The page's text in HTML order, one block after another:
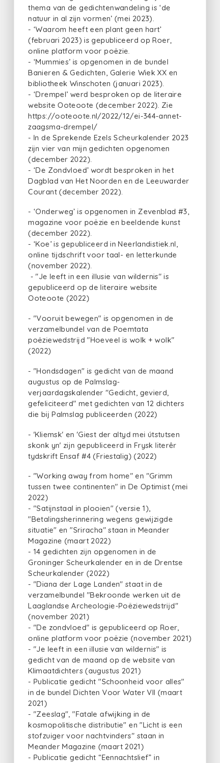
thema van de gedichtenwandeling is ‘de
natuur in al zijn vormen’ (mei 2023).
- ‘Waarom heeft een plant geen hart’
(februari 2023) is gepubliceerd op Roer,
online platform voor poëzie.
- ‘Mummies’ is opgenomen in de bundel
Banieren & Gedichten, Galerie Wiek XX en
bibliotheek Winschoten (januari 2023).
- ‘Drempel’ werd besproken op de literaire
website Ooteoote (december 2022). Zie
https://ooteoote.nl/2022/12/ei-344-annet-
zaagsma-drempel/
- In de Sprekende Ezels Scheurkalender 2023
zijn vier van mijn gedichten opgenomen
(december 2022).
- ‘De Zondvloed’ wordt besproken in het
Dagblad van Het Noorden en de Leeuwarder
Courant (december 2022).
- ‘Onderweg’ is opgenomen in Zevenblad #3,
magazine voor poëzie en beeldende kunst
(december 2022).
- ‘Koe’ is gepubliceerd in Neerlandistiek.nl,
online tijdschrift voor taal- en letterkunde
(november 2022).
- "Je leeft in een illusie van wildernis" is
gepubliceerd op de literaire website
Ooteoote (2022)
- "Vooruit bewegen" is opgenomen in de
verzamelbundel van de Poemtata
poëziewedstrijd "Hoeveel is wolk + wolk"
(2022)
- "Hondsdagen" is gedicht van de maand
augustus op de Palmslag-
verjaardagskalender "Gedicht, gevierd,
gefeliciteerd" met gedichten van 12 dichters
die bij Palmslag publiceerden (2022)
- 'Kliemsk' en 'Giest der altyd mei útstutsen
skonk yn' zijn gepubliceerd in Frysk literêr
tydskrift Ensaf #4 (Friestalig) (2022)
- "Working away from home" en "Grimm
tussen twee continenten" in De Optimist (mei
2022)
- "Satijnstaal in plooien" (versie 1),
"Betalingsherinnering wegens gewijzigde
situatie" en "Sriracha" staan in Meander
Magazine (maart 2022)
- 14 gedichten zijn opgenomen in de
Groninger Scheurkalender en in de Drentse
Scheurkalender (2022)
- "Diana der Lage Landen" staat in de
verzamelbundel "Bekroonde werken uit de
Laaglandse Archeologie-Poëziewedstrijd"
(november 2021)
- "De zondvloed" is gepubliceerd op Roer,
online platform voor poëzie (november 2021)
- "Je leeft in een illusie van wildernis" is
gedicht van de maand op de website van
Klimaatdichters (augustus 2021)
- Publicatie gedicht "Schoonheid voor alles"
in de bundel Dichten Voor Water VII (maart
2021)
- "Zeeslag", "Fatale afwijking in de
kosmopolitische distributie" en "Licht is een
stofzuiger voor nachtvinders" staan in
Meander Magazine (maart 2021)
- Publicatie gedicht “Eennachtslief” in